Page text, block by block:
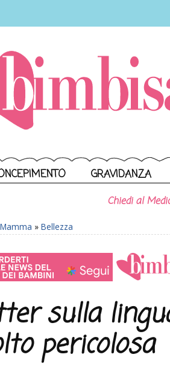
GRAVIDANZA
Chiedi al
Mamma » Bellezza
sulla
pericolosa